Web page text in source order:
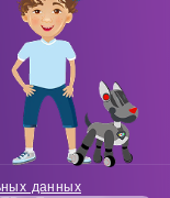
данных